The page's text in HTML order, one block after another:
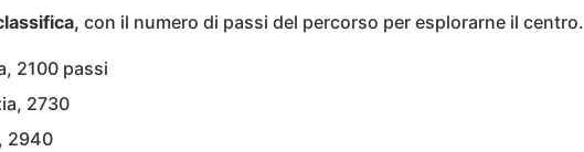
con il numero di passi del percorso per esplorarne il centro.
2100 passi
2730
2940